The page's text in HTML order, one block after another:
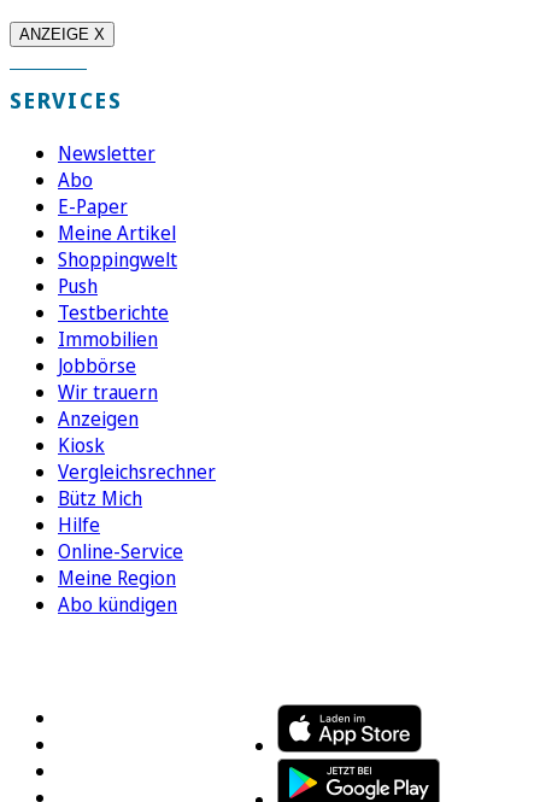
ANZEIGE X
SERVICES
Newsletter
Abo
E-Paper
Meine Artikel
Shoppingwelt
Push
Testberichte
Immobilien
Jobbörse
Wir trauern
Anzeigen
Kiosk
Vergleichsrechner
Bütz Mich
Hilfe
Online-Service
Meine Region
Abo kündigen